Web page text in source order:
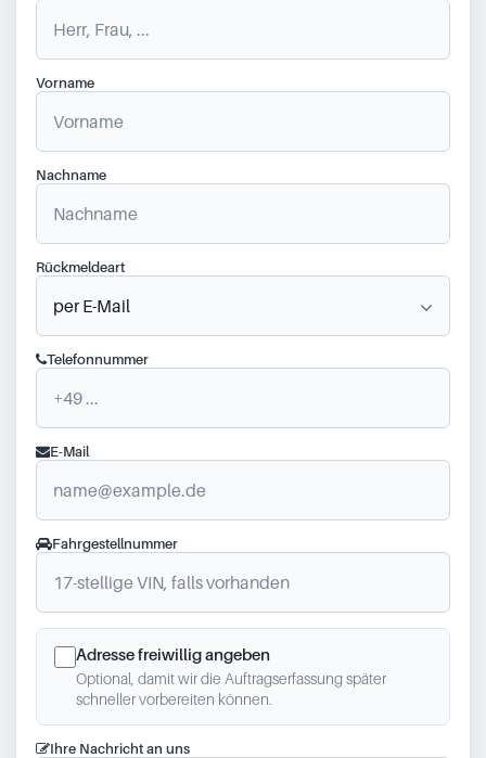
Vorname
Nachname
Rückmeldeart
Telefonnummer
E-Mail
Fahrgestellnummer
Adresse freiwillig angeben
Optional, damit wir die Auftragserfassung später
schneller vorbereiten können.
Ihre Nachricht an uns